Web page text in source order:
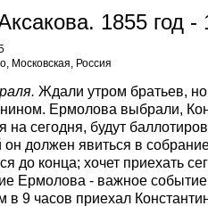
1855 год -
Московская, Россия
Ждали утром братьев, но
Ермолова выбрали,
на сегодня, будут
он должен явиться в
до конца; хочет приехать
Ермолова - важное
в 9 часов приехал